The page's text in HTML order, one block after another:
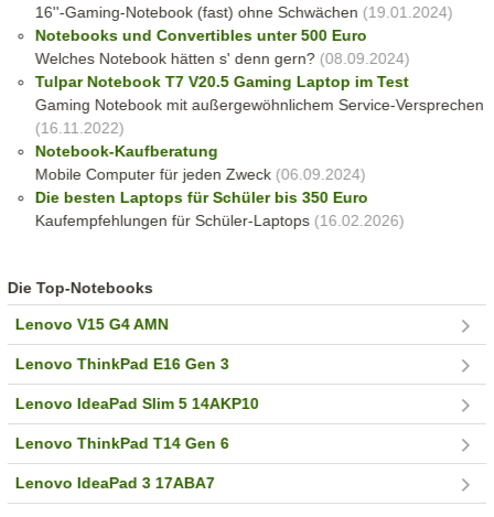
16''-Gaming-Notebook (fast) ohne Schwächen (19.01.2024)
Notebooks und Convertibles unter 500 Euro
Welches Notebook hätten s' denn gern?(08.09.2024)
Tulpar Notebook T7 V20.5 Gaming Laptop im Test
Gaming Notebook mit außergewöhnlichem Service-Versprechen
(16.11.2022)
Notebook-Kaufberatung
Mobile Computer für jeden Zweck(06.09.2024)
Die besten Laptops für Schüler bis 350 Euro
Kaufempfehlungen für Schüler-Laptops(16.02.2026)
Die Top-Notebooks
Lenovo V15 G4 AMN
Lenovo ThinkPad E16 Gen 3
Lenovo IdeaPad Slim 5 14AKP10
Lenovo ThinkPad T14 Gen 6
Lenovo IdeaPad 3 17ABA7